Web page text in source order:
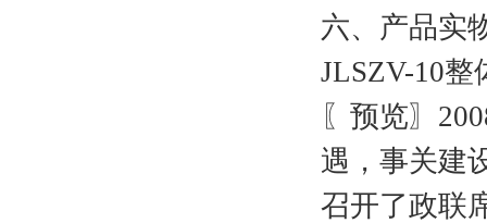
六、产品实
JLSZV-10
〖预览〗
遇，事关建
召开了政联